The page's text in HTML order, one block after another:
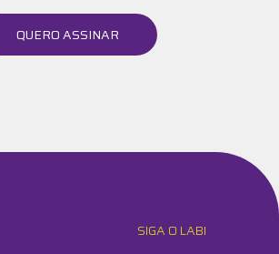
QUERO ASSINAR
SIGA O LABI